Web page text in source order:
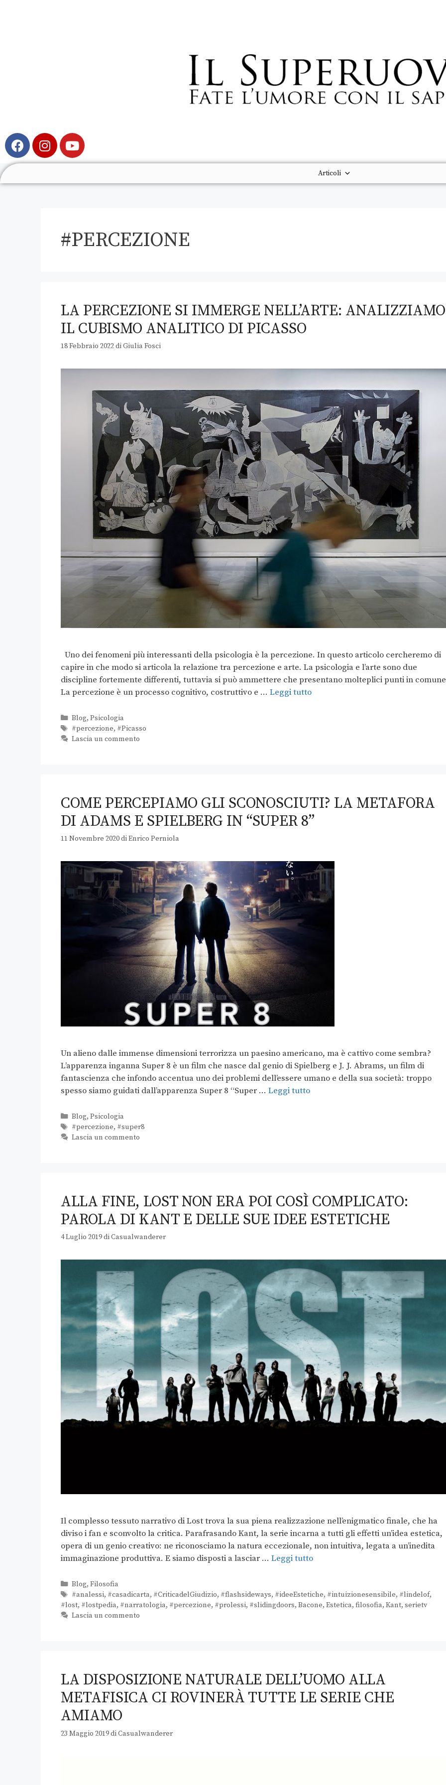
Articoli
#PERCEZIONE
LA PERCEZIONE SI IMMERGE NELL’ARTE: ANALIZZIAMO
IL CUBISMO ANALITICO DI PICASSO
18 Febbraio 2022diGiulia Fosci
Uno dei fenomeni più interessanti della psicologia è la percezione. In questo articolo cercheremo di
capire in che modo si articola la relazione tra percezione e arte. La psicologia e l’arte sono due
discipline fortemente differenti, tuttavia si può ammettere che presentano molteplici punti in
La percezione è un processo cognitivo, costruttivo e … Leggi tutto
Blog, Psicologia
#percezione, #Picasso
Lascia un commento
COME PERCEPIAMO GLI SCONOSCIUTI? LA METAFORA
DI ADAMS E SPIELBERG IN “SUPER 8”
11 Novembre 2020diEnrico Perniola
Un alieno dalle immense dimensioni terrorizza un paesino americano, ma è cattivo come sembra?
L’apparenza inganna Super 8 è un film che nasce dal genio di Spielberg e J. J. Abrams, un film di
fantascienza che infondo accentua uno dei problemi dell’essere umano e della sua società: troppo
spesso siamo guidati dall’apparenza Super 8 “Super … Leggi tutto
Blog, Psicologia
#percezione, #super8
Lascia un commento
ALLA FINE, LOST NON ERA POI COSÌ COMPLICATO:
PAROLA DI KANT E DELLE SUE IDEE ESTETICHE
4 Luglio 2019diCasualwanderer
Il complesso tessuto narrativo di Lost trova la sua piena realizzazione nell’enigmatico finale, che ha
diviso i fan e sconvolto la critica. Parafrasando Kant, la serie incarna a tutti gli effetti un’idea estetica,
opera di un genio creativo: ne riconosciamo la natura eccezionale, non intuitiva, legata a un’inedita
immaginazione produttiva. E siamo disposti a lasciar … Leggi tutto
Blog, Filosofia
#analessi, #casadicarta, #CriticadelGiudizio, #flashsideways, #ideeEstetiche, #intuizionesensibile, #lindelof,
#lost, #lostpedia, #narratologia, #percezione, #prolessi, #slidingdoors, Bacone, Estetica, filosofia, Kant, serietv
Lascia un commento
LA DISPOSIZIONE NATURALE DELL’UOMO ALLA
METAFISICA CI ROVINERÀ TUTTE LE SERIE CHE
AMIAMO
23 Maggio 2019diCasualwanderer